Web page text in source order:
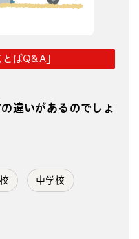
ばQ&A」
違いがあるのでしょ
中学校